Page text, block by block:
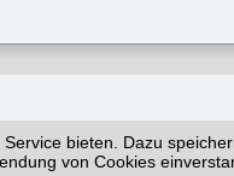
bieten. Dazu
von Cookies